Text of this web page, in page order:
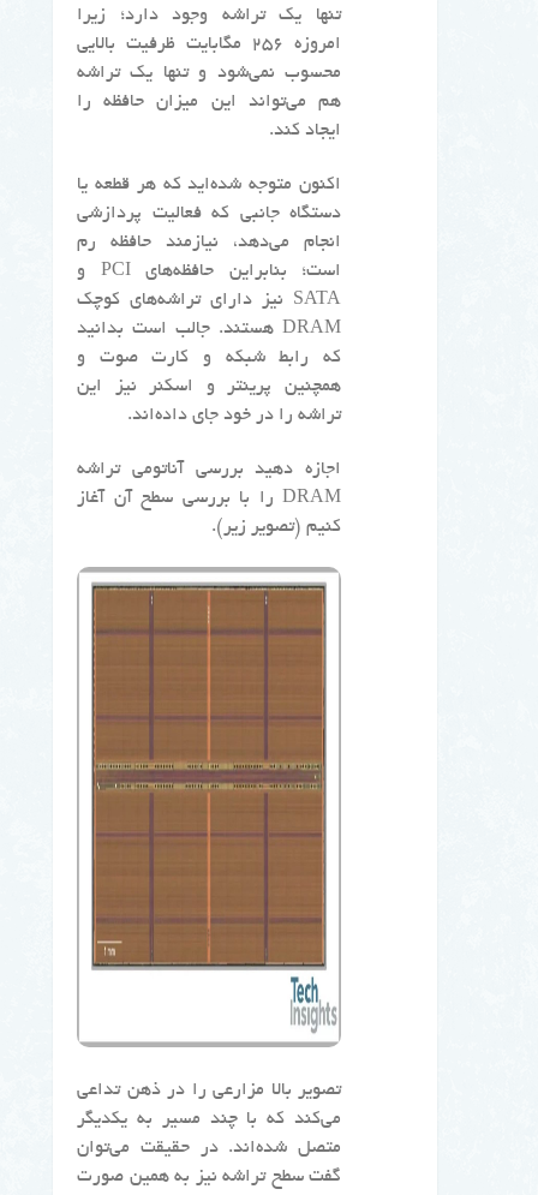
تنها یک تراشه وجود دارد؛ زیرا
امروزه ۲۵۶ مگابایت ظرفیت بالایی
محسوب نمی‌شود و تنها یک تراشه
هم می‌تواند این میزان حافظه را
ایجاد کند.
اکنون متوجه شده‌اید که هر قطعه یا
دستگاه جانبی که فعالیت پردازشی
انجام می‌دهد، نیازمند حافظه رم
است؛ بنابراین حافظه‌های PCI و
SATA نیز دارای تراشه‌های کوچک
DRAM هستند. جالب است بدانید
که رابط شبکه و کارت صوت و
همچنین پرینتر و اسکنر نیز این
تراشه را در خود جای داده‌اند.
اجازه دهید بررسی آناتومی تراشه
DRAM را با بررسی سطح آن آغاز
کنیم (تصویر زیر).
تصویر بالا مزارعی را در ذهن تداعی
می‌کند که با چند مسیر به یکدیگر
متصل شده‌اند. در حقیقت می‌توان
گفت سطح تراشه نیز به همین صورت